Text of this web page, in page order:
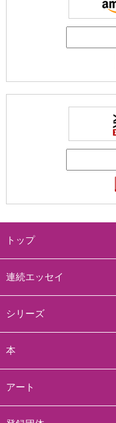
トップ
連続エッセイ
シリーズ
本
アート